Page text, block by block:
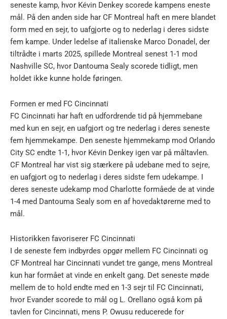
seneste kamp, hvor Kévin Denkey scorede kampens eneste
mål. På den anden side har CF Montreal haft en mere blandet
form med en sejr, to uafgjorte og to nederlag i deres sidste
fem kampe. Under ledelse af italienske Marco Donadel, der
tiltrådte i marts 2025, spillede Montreal senest 1-1 mod
Nashville SC, hvor Dantouma Sealy scorede tidligt, men
holdet ikke kunne holde føringen.
Formen er med FC Cincinnati
FC Cincinnati har haft en udfordrende tid på hjemmebane
med kun en sejr, en uafgjort og tre nederlag i deres seneste
fem hjemmekampe. Den seneste hjemmekamp mod Orlando
City SC endte 1-1, hvor Kévin Denkey igen var på måltavlen.
CF Montreal har vist sig stærkere på udebane med to sejre,
en uafgjort og to nederlag i deres sidste fem udekampe. I
deres seneste udekamp mod Charlotte formåede de at vinde
1-4 med Dantouma Sealy som en af hovedaktørerne med to
mål.
Historikken favoriserer FC Cincinnati
I de seneste fem indbyrdes opgør mellem FC Cincinnati og
CF Montreal har Cincinnati vundet tre gange, mens Montreal
kun har formået at vinde en enkelt gang. Det seneste møde
mellem de to hold endte med en 1-3 sejr til FC Cincinnati,
hvor Evander scorede to mål og L. Orellano også kom på
tavlen for Cincinnati, mens P. Owusu reducerede for